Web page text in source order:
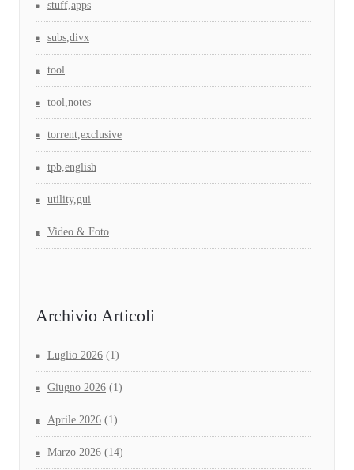
stuff,apps
subs,divx
tool
tool,notes
torrent,exclusive
tpb,english
utility,gui
Video & Foto
Archivio Articoli
Luglio 2026 (1)
Giugno 2026 (1)
Aprile 2026 (1)
Marzo 2026 (14)